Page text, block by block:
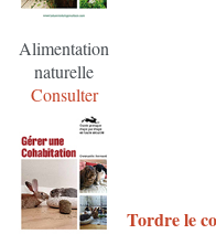
Alimentation
naturelle
Consulter
Tordre le